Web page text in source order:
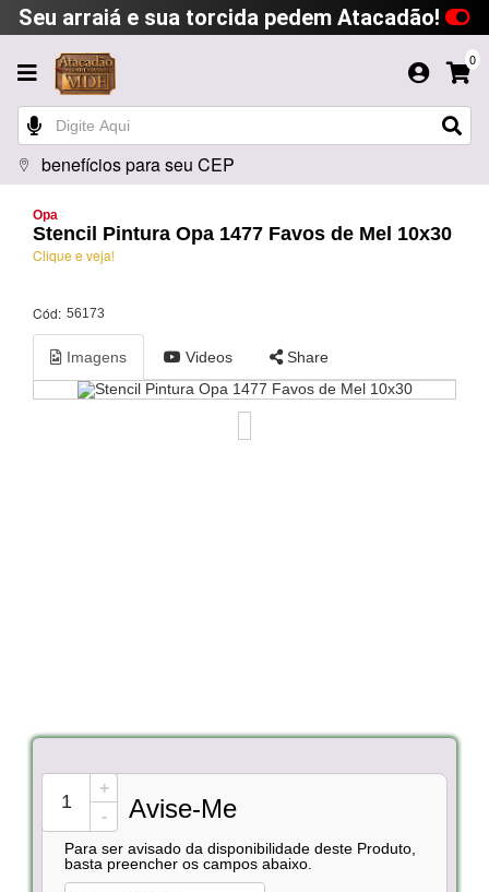
Seu arraiá e sua torcida pedem Atacadão!
0
benefícios para seu CEP
Opa
Stencil Pintura Opa 1477 Favos de Mel 10x30
Clique e veja!
Cód: 56173
Imagens Videos Share
+
-
Avise-Me
Para ser avisado da disponibilidade deste Produto,
basta preencher os campos abaixo.